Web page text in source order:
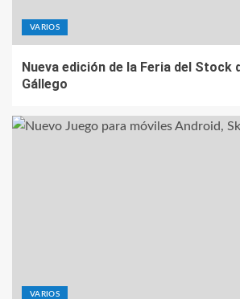
VARIOS
Nueva edición de la Feria del Stock
Gállego
VARIOS